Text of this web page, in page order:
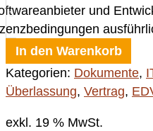
-
und
In den Warenkorb
Kategorien: Dokumente,
Überlassung, Vertrag,
exkl. 19 % MwSt.